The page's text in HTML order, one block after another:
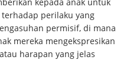
perilaku yang
permisif, di mana
mereka mengekspresikan
harapan yang jelas